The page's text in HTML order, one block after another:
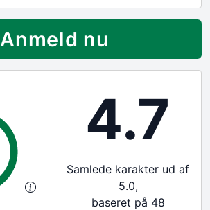
Anmeld nu
4.7
Samlede karakter ud af
5.0,
baseret på 48